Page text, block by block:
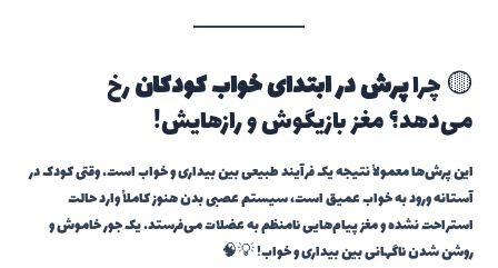
🟡 چراپرش در ابتدای خواب کودکانرخ
می‌دهد؟ مغز بازیگوش و رازهایش!
این پرش‌ها معمولاً نتیجه یک فرآیند طبیعی بین بیداری و خواب است. وقتی کودک در
آستانه ورود به خواب عمیق است، سیستم عصبی بدن هنوز کاملاً وارد حالت
استراحت نشده و مغز پیام‌هایی نامنظم به عضلات می‌فرستد. یک جور خاموش و
روشن شدن ناگهانی بین بیداری و خواب! 💡🧠